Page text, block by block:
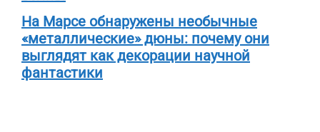
На Марсе обнаружены необычные
«металлические» дюны: почему они
выглядят как декорации научной
фантастики